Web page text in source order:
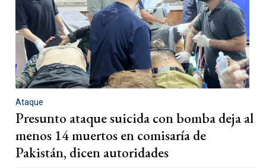
Ataque
Presunto ataque suicida con bomba deja al
menos 14 muertos en comisaría de
Pakistán, dicen autoridades